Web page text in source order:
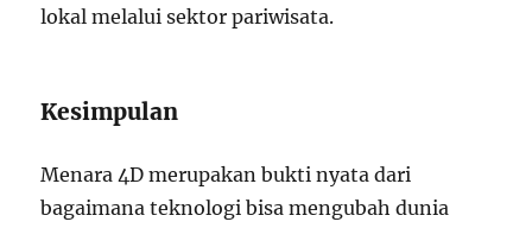
lokal melalui sektor pariwisata.
Kesimpulan
Menara 4D merupakan bukti nyata dari
bagaimana teknologi bisa mengubah dunia